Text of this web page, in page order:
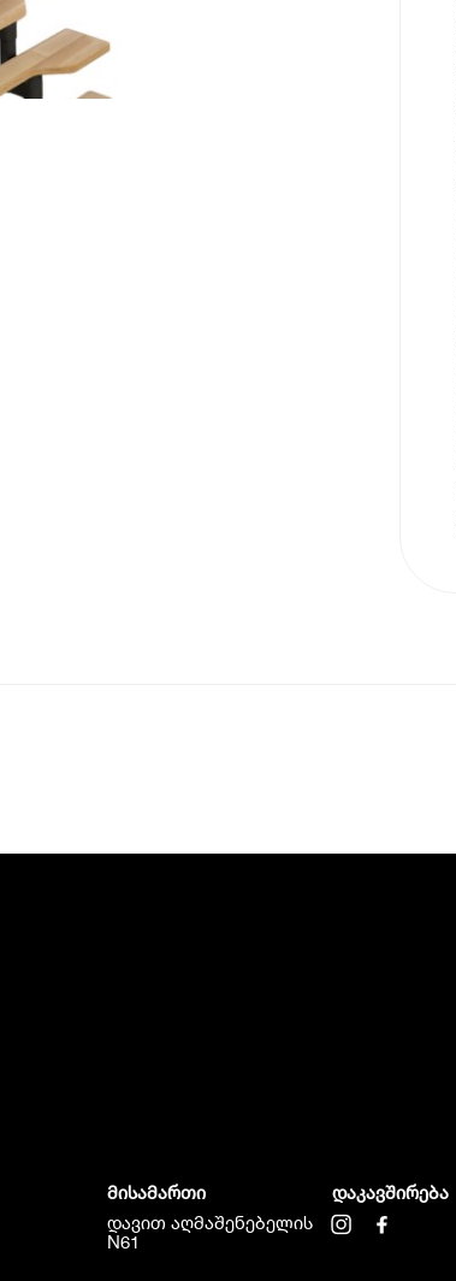
მისამართი
დავით აღმაშენებელის
N61
დაკავშირება